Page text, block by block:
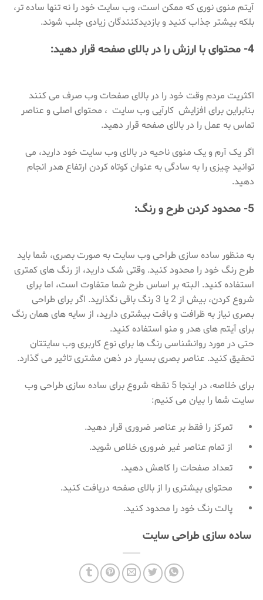
آیتم منوی نوری که ممکن است، وب سایت خود را نه تنها ساده تر،
بلکه بیشتر جذاب کنید و بازدیدکنندگان زیادی جلب شوند.
4- محتوای با ارزش را در بالای صفحه قرار دهید:
اکثریت مردم وقت خود را در بالای صفحات وب صرف می کنند
بنابراین برای افزایش کارآیی وب سایت ، محتوای اصلی و عناصر
تماس به عمل را در بالای صفحه قرار دهید.
اگر یک آرم و یک منوی ناحیه در بالای وب سایت خود دارید، می
توانید چیزی را به سادگی به عنوان کوتاه کردن ارتفاع هدر انجام
دهید.
5- محدود کردن طرح و رنگ:
به منظور ساده سازی طراحی وب سایت به صورت بصری، شما باید
طرح رنگ خود را محدود کنید. وقتی شک دارید، از رنگ های کمتری
استفاده کنید. البته بر اساس طرح شما متفاوت است، اما برای
شروع کردن، بیش از 2 یا 3 رنگ باقی نگذارید. اگر برای طراحی
بصری نیاز به ظرافت و بافت بیشتری دارید، از سایه های همان رنگ
برای آیتم های هدر و منو استفاده کنید.
حتی در مورد روانشناسی رنگ ها برای نوع کاربری وب سایتتان
تحقیق کنید. عناصر بصری بسیار در ذهن مشتری تاثیر می گذارد.
برای خلاصه، در اینجا 5 نقطه شروع برای ساده سازی طراحی وب
سایت شما را بیان می کنیم:
تمرکز را فقط بر عناصر ضروری قرار دهید.
از تمام عناصر غیر ضروری خلاص شوید.
تعداد صفحات را کاهش دهید.
محتوای بیشتری را از بالای صفحه دریافت کنید.
پالت رنگ خود را محدود کنید.
ساده سازی طراحی سایت